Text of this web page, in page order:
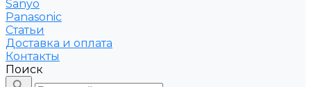
Sanyo
Рanasonic
Статьи
Доставка и оплата
Контакты
Поиск